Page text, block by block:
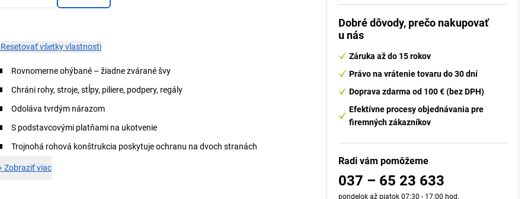
Resetovať všetky vlastnosti
Rovnomerne ohýbané – žiadne zvárané švy
Chráni rohy, stroje, stĺpy, piliere, podpery, regály
Odoláva tvrdým nárazom
S podstavcovými platňami na ukotvenie
Trojnohá rohová konštrukcia poskytuje ochranu na dvoch stranách
Zobraziť viac
Dobré dôvody, prečo nakupovať
u nás
Záruka až do 15 rokov
Právo na vrátenie tovaru do 30 dní
Doprava zdarma od 100 € (bez DPH)
Efektívne procesy objednávania pre
firemných zákazníkov
Radi vám pomôžeme
037 – 65 23 633
pondelok až piatok 07:30 - 17:00 hod.